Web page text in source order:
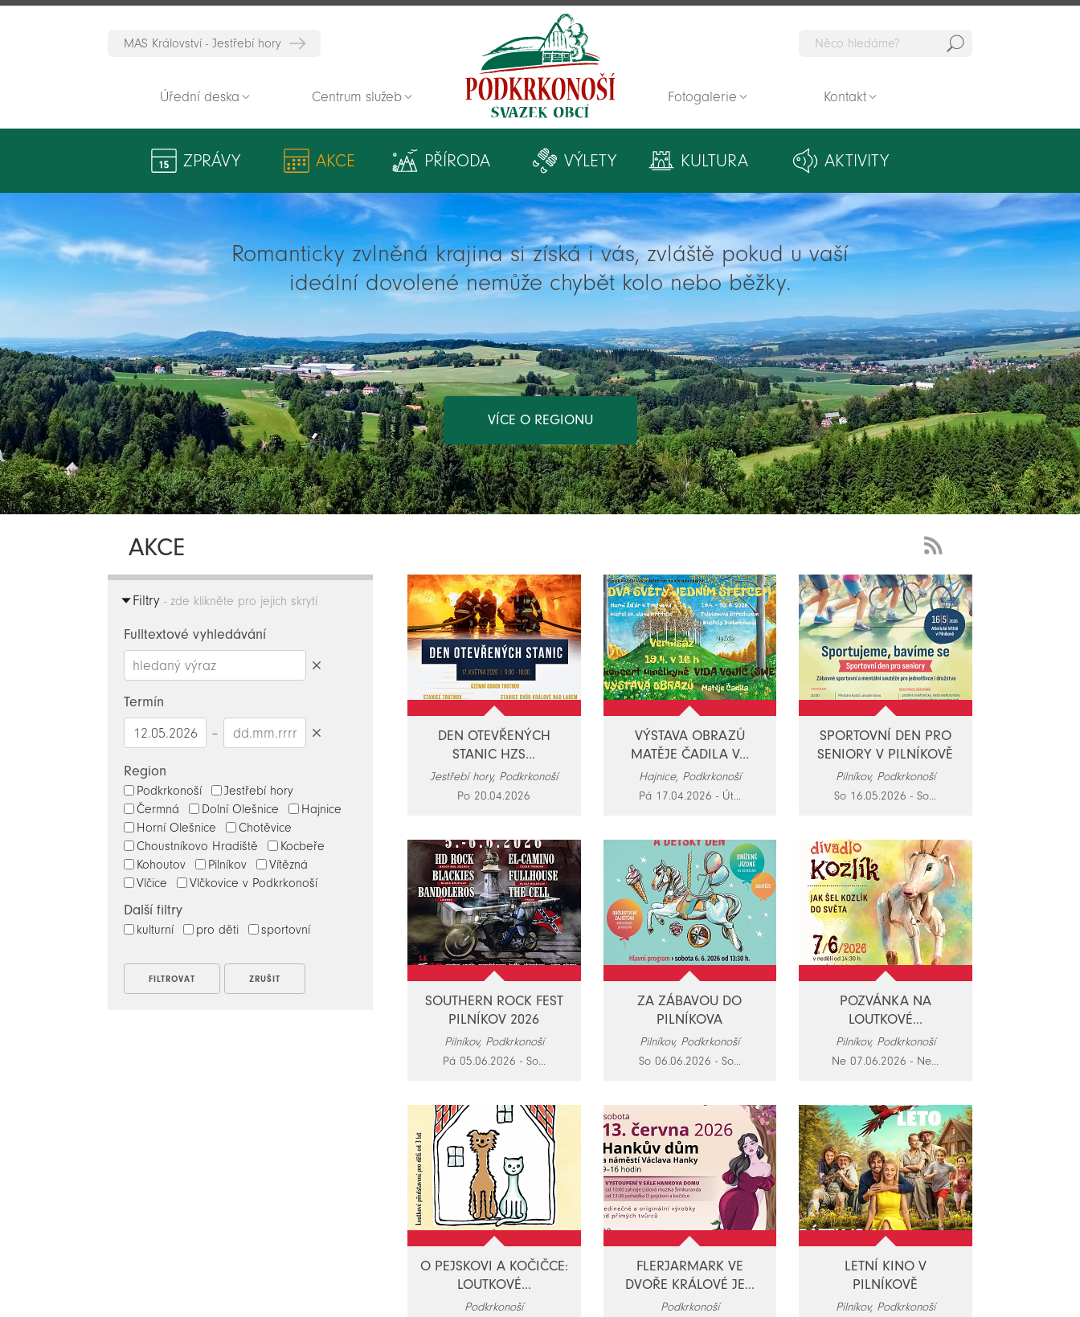
Zpět na titulní stranu
MAS Království - Jestřebí hory
Úřední deska Centrum služeb Fotogalerie Kontakt
ZPRÁVY AKCE PŘÍRODA VÝLETY KULTURA AKTIVITY
Romanticky zvlněná krajina si získá i vás, zvláště pokud u vaší
ideální dovolené nemůže chybět kolo nebo běžky.
VÍCE O REGIONU
AKCE
Feed
-
novinky
Filtry - zde klikněte pro jejich skrytí
Fulltextové vyhledávání
Termín
–
Region
Podkrkonoší
Jestřebí hory
Čermná
Dolní Olešnice
Hajnice
Horní Olešnice
Chotěvice
Choustníkovo Hradiště
Kocbeře
Kohoutov
Pilníkov
Vítězná
Vlčice
Vlčkovice v Podkrkonoší
Další filtry
kulturní pro děti sportovní
DEN OTEVŘENÝCH
STANIC HZS...
Jestřebí hory, Podkrkonoší
Po 20.04.2026
VÝSTAVA OBRAZŮ
MATĚJE ČADILA V...
Hajnice, Podkrkonoší
Pá 17.04.2026 - Út...
SPORTOVNÍ DEN PRO
SENIORY V PILNÍKOVĚ
Pilníkov, Podkrkonoší
So 16.05.2026 - So...
SOUTHERN ROCK FEST
PILNÍKOV 2026
Pilníkov, Podkrkonoší
Pá 05.06.2026 - So...
ZA ZÁBAVOU DO
PILNÍKOVA
Pilníkov, Podkrkonoší
So 06.06.2026 - So...
POZVÁNKA NA
LOUTKOVÉ...
Pilníkov, Podkrkonoší
Ne 07.06.2026 - Ne...
O PEJSKOVI A KOČIČCE:
LOUTKOVÉ...
Podkrkonoší
FLERJARMARK VE
DVOŘE KRÁLOVÉ JE...
Podkrkonoší
LETNÍ KINO V
PILNÍKOVĚ
Pilníkov, Podkrkonoší